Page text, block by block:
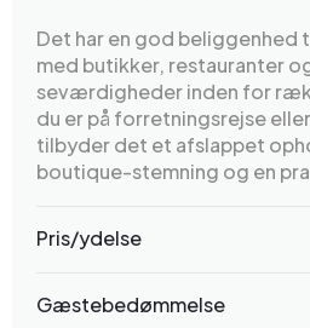
Det har en god beliggenhed
med butikker, restauranter
seværdigheder inden for
du er på forretningsrejse
tilbyder det et afslappet
boutique-stemning og en
Pris/ydelse
Gæstebedømmelse